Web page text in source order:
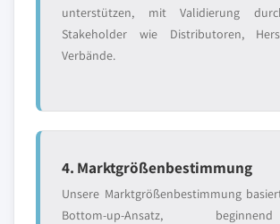
unterstützen, mit Validierung
Stakeholder wie Distributoren,
Verbände.
4. Marktgrößenbestimmung
Unsere Marktgrößenbestimmung
Bottom-up-Ansatz,